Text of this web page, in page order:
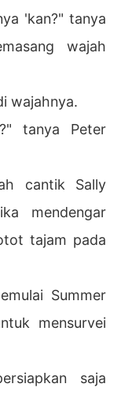
'kan?" tanya
wajah
wajahnya.
tanya Peter
cantik Sally
mendengar
tajam pada
Summer
mensurvei
saja